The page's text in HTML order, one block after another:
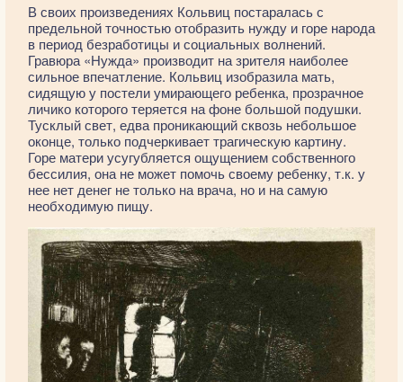
В своих произведениях Кольвиц постаралась с
предельной точностью отобразить нужду и горе народа
в период безработицы и социальных волнений.
Гравюра «Нужда» производит на зрителя наиболее
сильное впечатление. Кольвиц изобразила мать,
сидящую у постели умирающего ребенка, прозрачное
личико которого теряется на фоне большой подушки.
Тусклый свет, едва проникающий сквозь небольшое
оконце, только подчеркивает трагическую картину.
Горе матери усугубляется ощущением собственного
бессилия, она не может помочь своему ребенку, т.к. у
нее нет денег не только на врача, но и на самую
необходимую пищу.